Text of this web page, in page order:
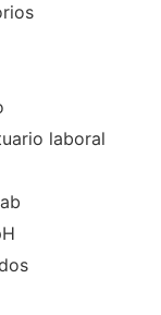
laboral